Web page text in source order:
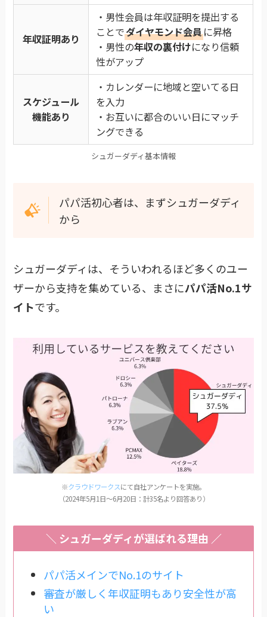
年収証明あり
・男性会員は年収証明を提出する
ことでダイヤモンド会員に昇格
・男性の年収の裏付けになり信頼
性がアップ
スケジュール
機能あり
・カレンダーに地域と空いてる日
を入力
・お互いに都合のいい日にマッチ
ングできる
シュガーダディ基本情報
パパ活初心者は、まずシュガーダディ
から
シュガーダディは、そういわれるほど多くのユー
ザーから支持を集めている、まさにパパ活No.1サ
イトです。
※クラウドワークスにて自社アンケートを実施。
（2024年5月1日〜6月20日：計35名より回答あり）
＼ シュガーダディが選ばれる理由 ／
パパ活メインでNo.1のサイト
審査が厳しく年収証明もあり安全性が高
い